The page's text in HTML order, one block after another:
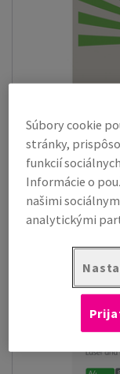
Xerox Recycled
Tento nebielený
spotrebiteľského
Súbory cookie
stránky,
funkcií
Informácie o
našimi
analytickými